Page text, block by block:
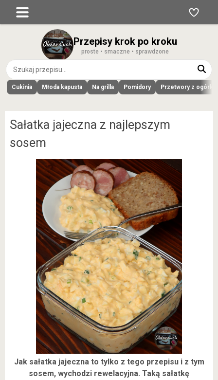
Przepisy krok po kroku
proste • smaczne • sprawdzone
Cukinia Młoda kapusta Na grilla Pomidory Przetwory z
Sałatka jajeczna z najlepszym
sosem
Jak sałatka jajeczna to tylko z tego przepisu i z tym
sosem, wychodzi rewelacyjna. Taką sałatkę